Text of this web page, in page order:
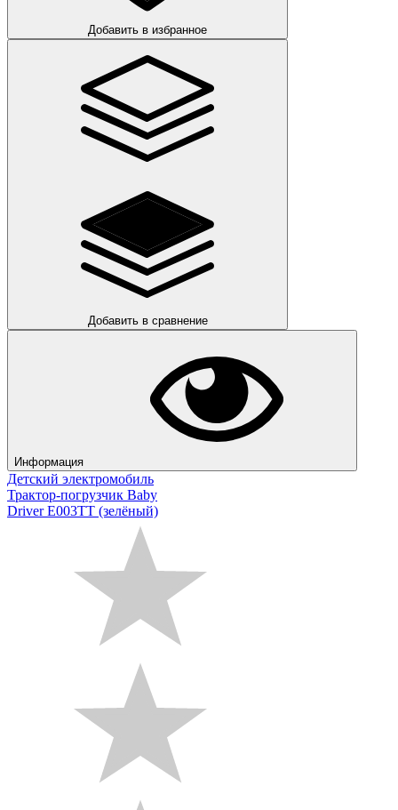
Добавить в избранное
Добавить в сравнение
Информация
Детский электромобиль
Трактор-погрузчик Baby
Driver E003TT (зелёный)